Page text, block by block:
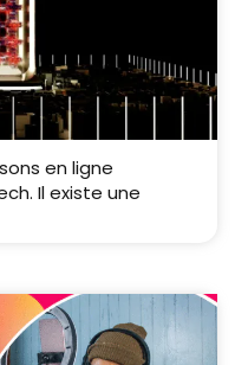
en ligne
Il existe une